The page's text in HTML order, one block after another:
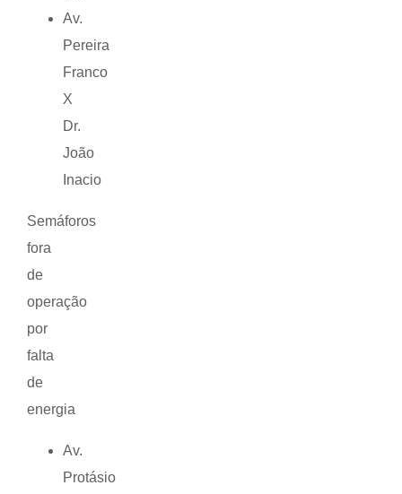
Av.
Pereira
Franco
X
Dr.
João
Inacio
Semáforos
fora
de
operação
por
falta
de
energia
Av.
Protásio